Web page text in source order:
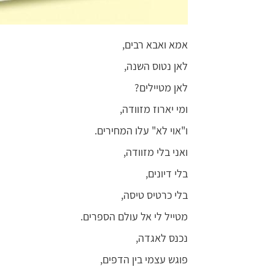
אמא ואבא רבים,
לאן נטוס השנה,
לאן מטיילים?
ומי יארוז מזוודה,
ו"אוי לא" עלו המחירים.
ואני בלי מזוודה,
בלי דיונים,
בלי כרטיס טיסה,
מטייל לי אל עולם הספרים.
נכנס לאגדה,
פוגש עצמי בין הדפים,